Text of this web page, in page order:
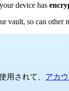
device has
vault, so can other
用されて、 アカ